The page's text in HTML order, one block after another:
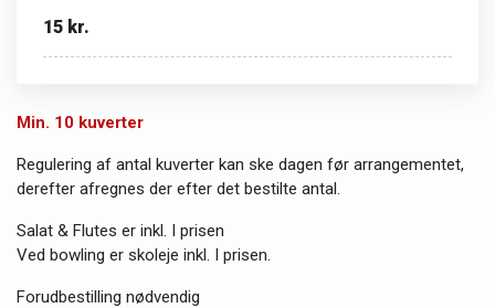
15 kr.
Min. 10 kuverter
Regulering af antal kuverter kan ske dagen før arrangementet,
derefter afregnes der efter det bestilte antal.
Salat & Flutes er inkl. I prisen
Ved bowling er skoleje inkl. I prisen.
Forudbestilling nødvendig